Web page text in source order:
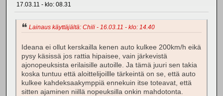
17.03.11 - klo: 08.31
Lainaus käyttäjältä: Chili - 16.03.11 - klo: 14.40
Ideana ei ollut kerskailla kenen auto kulkee 200km/h eikä
pysy käsissä jos rattia hipaisee, vain järkevistä
ajonopeuksista erilaisille autoille. Ja tämä juuri sen takia
koska tuntuu että aloittelijoillle tärkeintä on se, että auto
kulkee kahdeksaakymppiä ennekuin itse toteavat, että
sitten ajaminen niillä nopeuksilla onkin mahdotonta.